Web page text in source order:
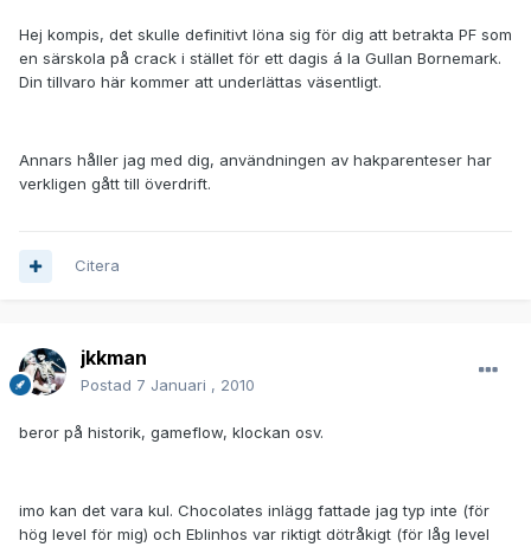
Hej kompis, det skulle definitivt löna sig för dig att betrakta PF som
en särskola på crack i stället för ett dagis á la Gullan Bornemark.
Din tillvaro här kommer att underlättas väsentligt.
Annars håller jag med dig, användningen av hakparenteser har
verkligen gått till överdrift.
Citera
jkkman
Postad 7 Januari , 2010
beror på historik, gameflow, klockan osv.
imo kan det vara kul. Chocolates inlägg fattade jag typ inte (för
hög level för mig) och Eblinhos var riktigt dötråkigt (för låg level